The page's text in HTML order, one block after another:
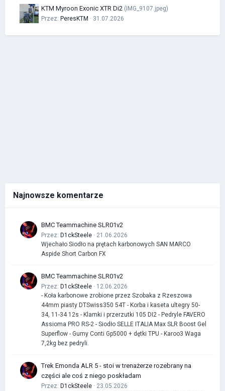
KTM Myroon Exonic XTR Di2 (IMG_9107.jpeg)
Przez: PeresKTM · 31.07.2026
Najnowsze komentarze
BMC Teammachine SLR01v2
Przez: D1ckSteele · 21.06.2026
Wjechało Siodło na prętach karbonowych SAN MARCO
Aspide Short Carbon FX
BMC Teammachine SLR01v2
Przez: D1ckSteele · 12.06.2026
- Koła karbonowe zrobione przez Szobaka z Rzeszowa
44mm piasty DTSwiss350 54T - Korba i kaseta ultegry 50-
34, 11-34 12s - Klamki i przerzutki 105 DI2 - Pedryle FAVERO
Assioma PRO RS-2 - Siodło SELLE ITALIA Max SLR Boost Gel
Superflow - Gumy Conti Gp5000 + dętki TPU - Karoo3 Waga
7,2kg bez pedryli.
Trek Emonda ALR 5 - stoi w trenażerze rozebrany na
części ale coś z niego poskładam
Przez: D1ckSteele · 23.05.2026